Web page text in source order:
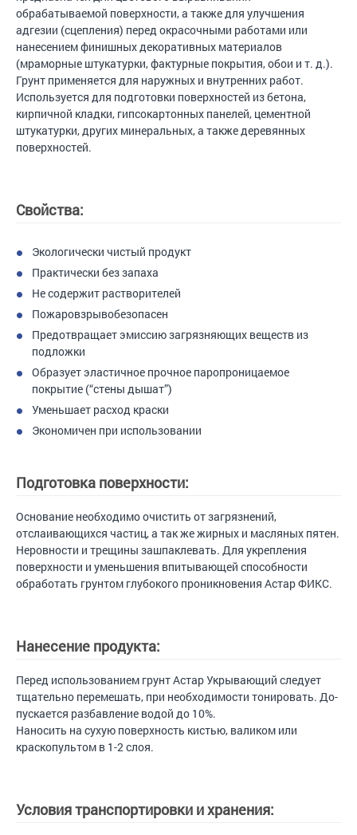
обрабатываемой поверхности, а также для улучшения
адгезии (сцепления) перед окрасочными работами или
нанесением финишных декоративных материалов
(мраморные штукатурки, фактурные покрытия, обои и т. д.).
Грунт применяется для наружных и внутренних работ.
Используется для подготовки поверхностей из бетона,
кирпичной кладки, гипсокартонных панелей, цементной
штукатурки, других минеральных, а также деревянных
поверхностей.
Свойства:
Экологически чистый продукт
Практически без запаха
Не содержит растворителей
Пожаровзрывобезопасен
Предотвращает эмиссию загрязняющих веществ из
подложки
Образует эластичное прочное паропроницаемое
покрытие (“стены дышат”)
Уменьшает расход краски
Экономичен при использовании
Подготовка поверхности:
Основание необходимо очистить от загрязнений,
отслаивающихся частиц, а так же жирных и масляных пятен.
Неровности и трещины зашпаклевать. Для укрепления
поверхности и уменьшения впитывающей способности
обработать грунтом глубокого проникновения Астар ФИКС.
Нанесение продукта:
Перед использованием грунт Астар Укрывающий следует
тщательно перемешать, при необходимости тонировать. До-
пускается разбавление водой до 10%.
Наносить на сухую поверхность кистью, валиком или
краскопультом в 1-2 слоя.
Условия транспортировки и хранения: